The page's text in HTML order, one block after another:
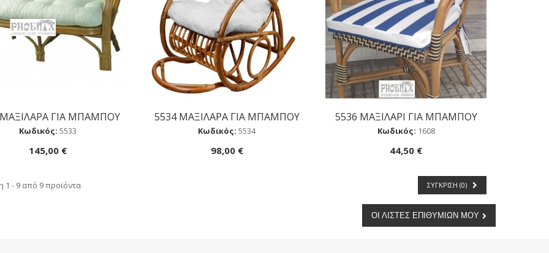
ΑγοράΓΙΑ ΜΠΑΜΠΟΥ
Κωδικός: 5533
145,00 €
Αγορά
5534 ΜΑΞΙΛΑΡA ΓΙΑ ΜΠΑΜΠΟΥ
Κωδικός: 5534
98,00 €
Αγορά
5536 ΜΑΞΙΛΑΡΙ ΓΙΑ ΜΠΑΜΠΟΥ
Κωδικός: 1608
44,50 €
ΣΎΓΚΡΙΣΗ (0)
1 - 9 από 9 προϊόντα
ΟΙ ΛΊΣΤΕΣ ΕΠΙΘΥΜΙΏΝ ΜΟΥ